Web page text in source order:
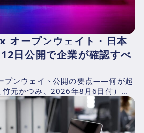
オープンウェイト・日本
日公開で企業が確認すべ
プンウェイト公開の要点——何が起
元かつみ、2026年8月6日付）の
のQwen...